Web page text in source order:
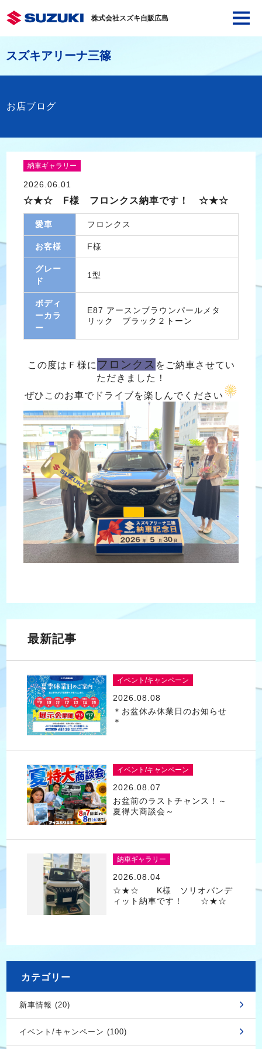
株式会社スズキ自販広島
スズキアリーナ三篠
お店ブログ
納車ギャラリー
2026.06.01
☆★☆ F様 フロンクス納車です！ ☆★☆
愛車 フロンクス
お客様 F様
グレー
ド
1型
ボディ
ーカラ
ー
E87 アースンブラウンパールメタ
リック ブラック２トーン
この度はＦ様に フロンクス をご納車させてい
ただきました！
ぜひこのお車でドライブを楽しんでください
最新記事
イベント/キャンペーン
2026.08.08
＊お盆休み休業日のお知らせ
＊
イベント/キャンペーン
2026.08.07
お盆前のラストチャンス！～
夏得大商談会～
納車ギャラリー
2026.08.04
☆★☆ K様 ソリオバンデ
ィット納車です！ ☆★☆
カテゴリー
新車情報 (20)
イベント/キャンペーン (100)